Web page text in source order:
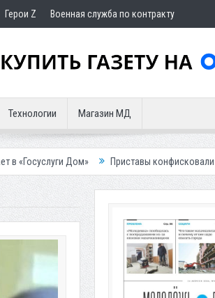
Герои Z Военная служба по контракту
Технологии Магазин МД
Приставы конфисковали двух бурых